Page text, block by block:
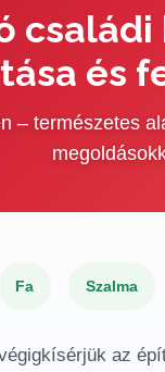
családi
és
– természetes
Fa Szalma
az